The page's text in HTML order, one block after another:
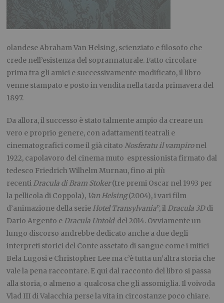
olandese Abraham Van Helsing, scienziato e filosofo che
crede nell’esistenza del soprannaturale. Fatto circolare
prima tra gli amici e successivamente modificato, il libro
venne stampato e posto in vendita nella tarda primavera del
1897.
Da allora, il successo è stato talmente ampio da creare un
vero e proprio genere, con adattamenti teatrali e
cinematografici come il già citato Nosferatu il vampironel
1922, capolavoro del cinema muto espressionista firmato dal
tedesco Friedrich Wilhelm Murnau, fino ai più
recenti Dracula di Bram Stoker(tre premi Oscar nel 1993 per
la pellicola di Coppola), Van Helsing(2004), i vari film
d’animazione della serie Hotel Transylvania”, il Dracula 3Ddi
Dario Argento e Dracula Untolddel 2014. Ovviamente un
lungo discorso andrebbe dedicato anche a due degli
interpreti storici del Conte assetato di sangue come i mitici
Bela Lugosi e Christopher Lee ma c’è tutta un’altra storia che
vale la pena raccontare. E qui dal racconto del libro si passa
alla storia, o almeno a qualcosa che gli assomiglia. Il voivoda
Vlad III di Valacchia perse la vita in circostanze poco chiare.